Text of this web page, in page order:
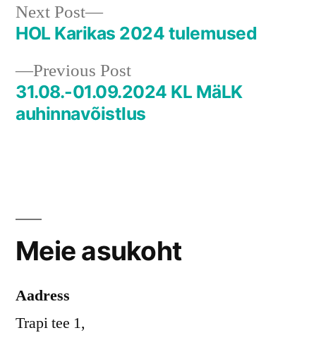
Navigeerimine
Previous PostPrevious
post:
31.08.-01.09.2024 KL MäLK
auhinnavõistlus
Next Post
Next
post:
HOL Karikas 2024 tulemused
Meie asukoht
Aadress
Trapi tee 1,